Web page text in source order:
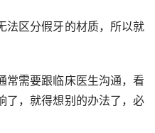
法区分假牙的材质，所以就
常需要跟临床医生沟通，看
了，就得想别的办法了，必